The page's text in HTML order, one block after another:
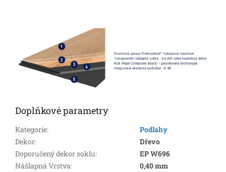
Doplňkové parametry
Kategorie:
Podlahy
Dekor:
Dřevo
Doporučený dekor soklu:
EP W696
Nášlapná Vrstva:
0,40 mm